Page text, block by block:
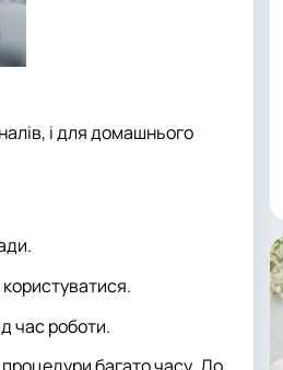
і для домашнього
час роботи.